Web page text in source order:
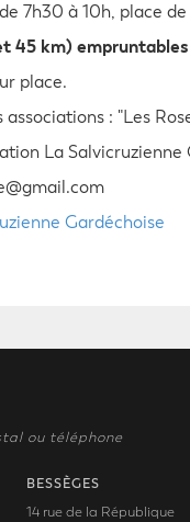
7h30 à 10h, place
45 km)
place.
: "Les
La Salvicruzienne
Gardéchoise
ou téléphone
BESSÈGES
14 rue de la République